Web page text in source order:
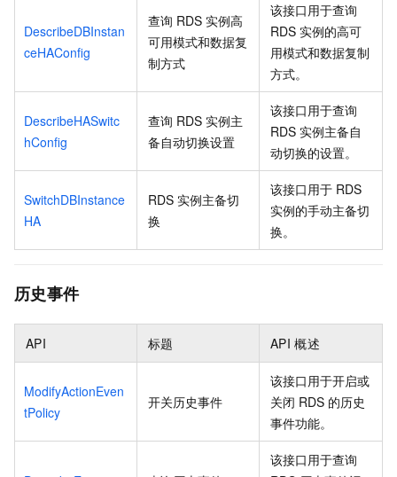
DescribeDBInstan
ceHAConfig
查询 RDS 实例高
可用模式和数据复
制方式
该接口用于查询
RDS 实例的高可
用模式和数据复制
方式。
DescribeHASwitc
hConfig
查询 RDS 实例主
备自动切换设置
该接口用于查询
RDS 实例主备自
动切换的设置。
SwitchDBInstance
HA
RDS 实例主备切
换
该接口用于 RDS
实例的手动主备切
换。
历史事件
API 标题 API 概述
ModifyActionEven
tPolicy
开关历史事件
该接口用于开启或
关闭 RDS 的历史
事件功能。
该接口用于查询